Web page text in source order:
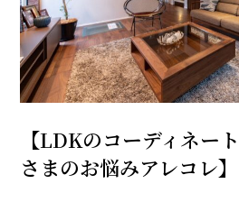
【LDKのコーディネー
さまのお悩みアレコレ】